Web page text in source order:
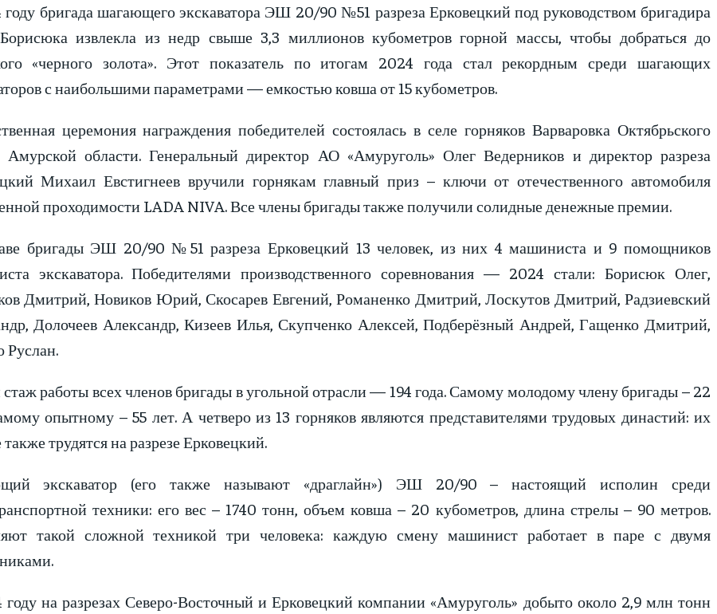
бригада шагающего экскаватора ЭШ 20/90 №51 разреза Ерковецкий под руководством бригадира
извлекла из недр свыше 3,3 миллионов кубометров горной массы, чтобы добраться до
«черного золота». Этот показатель по итогам 2024 года стал рекордным среди шагающих
с наибольшими параметрами — емкостью ковша от 15 кубометров.
церемония награждения победителей состоялась в селе горняков Варваровка Октябрьского
Амурской области. Генеральный директор АО «Амуруголь» Олег Ведерников и директор разреза
Михаил Евстигнеев вручили горнякам главный приз – ключи от отечественного автомобиля
проходимости LADA NIVA. Все члены бригады также получили солидные денежные премии.
бригады ЭШ 20/90 №51 разреза Ерковецкий 13 человек, из них 4 машиниста и 9 помощников
экскаватора. Победителями производственного соревнования — 2024 стали: Борисюк Олег,
Дмитрий, Новиков Юрий, Скосарев Евгений, Романенко Дмитрий, Лоскутов Дмитрий, Радзиевский
Долочеев Александр, Кизеев Илья, Скупченко Алексей, Подберёзный Андрей, Гащенко Дмитрий,
Руслан.
работы всех членов бригады в угольной отрасли — 194 года. Самому молодому члену бригады – 22
опытному – 55 лет. А четверо из 13 горняков являются представителями трудовых династий: их
трудятся на разрезе Ерковецкий.
экскаватор (его также называют «драглайн») ЭШ 20/90 – настоящий исполин среди
техники: его вес – 1740 тонн, объем ковша – 20 кубометров, длина стрелы – 90 метров.
такой сложной техникой три человека: каждую смену машинист работает в паре с двумя
на разрезах Северо-Восточный и Ерковецкий компании «Амуруголь» добыто около 2,9 млн тонн